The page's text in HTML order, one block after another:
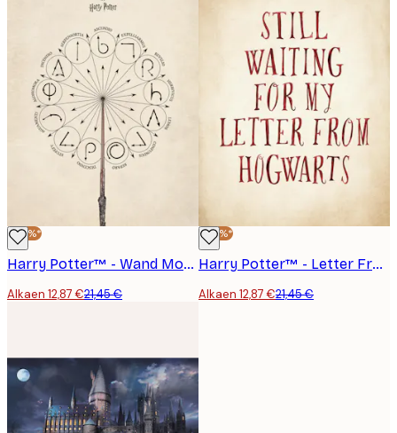
-40%*
Harry Potter™ - Wand Motions Juliste
Alkaen 12,87 €21,45 €
-40%*
Harry Potter™ - Letter From Hogwarts Juliste
Alkaen 12,87 €21,45 €